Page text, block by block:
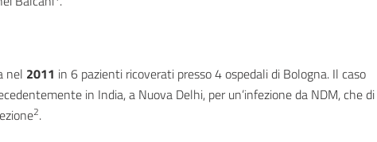
nel 2011 in 6 pazienti ricoverati presso 4 ospedali di Bologna. Il caso
in India, a Nuova Delhi, per un’infezione da NDM, che di
2.